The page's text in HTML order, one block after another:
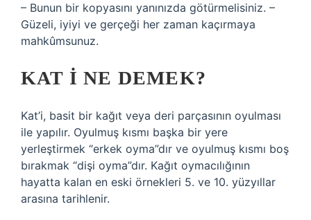
– Bunun bir kopyasını yanınızda götürmelisiniz. –
Güzeli, iyiyi ve gerçeği her zaman kaçırmaya
mahkûmsunuz.
KAT I NE DEMEK?
Kat’i, basit bir kağıt veya deri parçasının oyulması
ile yapılır. Oyulmuş kısmı başka bir yere
yerleştirmek “erkek oyma”dır ve oyulmuş kısmı boş
bırakmak “dişi oyma”dır. Kağıt oymacılığının
hayatta kalan en eski örnekleri 5. ve 10. yüzyıllar
arasına tarihlenir.